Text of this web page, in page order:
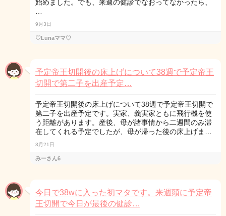
始めました。でも、来週の健診でなおってなかったら、
9月3日
♡Lunaママ♡
予定帝王切開後の床上げについて38週で予定帝王
切開で第二子を出産予定…
予定帝王切開後の床上げについて38週で予定帝王切開で
第二子を出産予定です。実家、義実家ともに飛行機を使
う距離があります。産後、母が諸事情から二週間のみ滞
在してくれる予定でしたが、母が帰った後の床上げま…
3月21日
みーさん6
今日で38wに入った初マタです。来週頭に予定帝
王切開で今日が最後の健診…